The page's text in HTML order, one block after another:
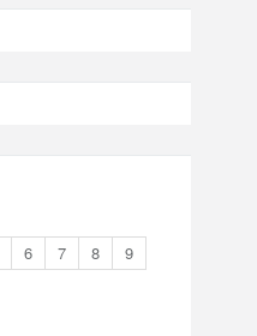
6 7 8
9